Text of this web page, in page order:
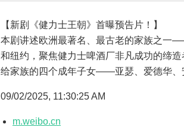
【新剧《健力士王朝》首曝预告片！】
本剧讲述欧洲最著名、最古老的家族之一
和纽约，聚焦健力士啤酒厂非凡成功的缔
给家族的四个成年子女——亚瑟、爱德华
09/02/2025, 11:30:25 AM
m.weibo.cn